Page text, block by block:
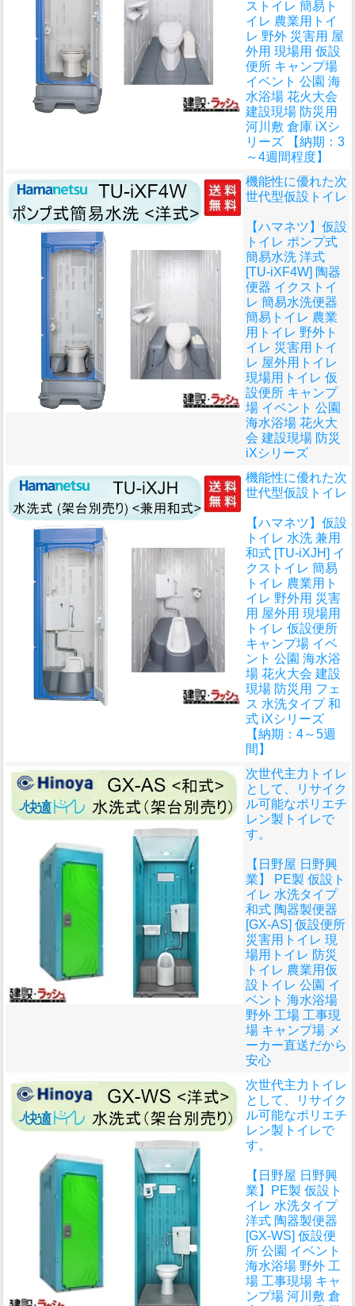
ストイレ 簡易ト
イレ 農業用トイ
レ 野外 災害用 屋
外用 現場用 仮設
便所 キャンプ場
イベント 公園 海
水浴場 花火大会
建設現場 防災用
河川敷 倉庫 iXシ
リーズ 【納期：3
～4週間程度】
機能性に優れた次
世代型仮設トイレ
【ハマネツ】仮設
トイレ ポンプ式
簡易水洗 洋式
[TU-iXF4W] 陶器
便器 イクストイ
レ 簡易水洗便器
簡易トイレ 農業
用トイレ 野外ト
イレ 災害用トイ
レ 屋外用トイレ
現場用トイレ 仮
設便所 キャンプ
場 イベント 公園
海水浴場 花火大
会 建設現場 防災
iXシリーズ
機能性に優れた次
世代型仮設トイレ
【ハマネツ】仮設
トイレ 水洗 兼用
和式 [TU-iXJH] イ
クストイレ 簡易
トイレ 農業用ト
イレ 野外用 災害
用 屋外用 現場用
トイレ 仮設便所
キャンプ場 イベ
ント 公園 海水浴
場 花火大会 建設
現場 防災用 フェ
ス 水洗タイプ 和
式 iXシリーズ
【納期：4～5週
間】
次世代主力トイレ
として、リサイク
ル可能なポリエチ
レン製トイレで
す。
【日野屋 日野興
業】 PE製 仮設ト
イレ 水洗タイプ
和式 陶器製便器
[GX-AS] 仮設便所
災害用トイレ 現
場用トイレ 防災
トイレ 農業用仮
設トイレ 公園 イ
ベント 海水浴場
野外 工場 工事現
場 キャンプ場 メ
ーカー直送だから
安心
次世代主力トイレ
として、リサイク
ル可能なポリエチ
レン製トイレで
す。
【日野屋 日野興
業】PE製 仮設ト
イレ 水洗タイプ
洋式 陶器製便器
[GX-WS] 仮設便
所 公園 イベント
海水浴場 野外 工
場 工事現場 キャ
ンプ場 河川敷 倉